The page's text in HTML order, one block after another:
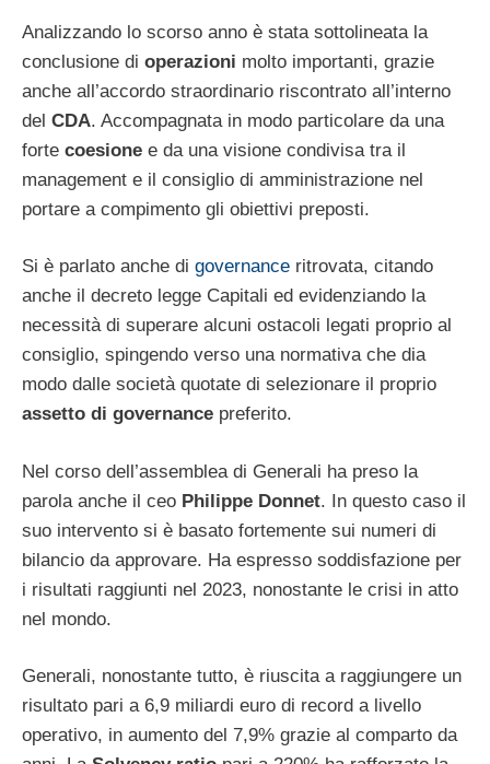
Analizzando lo scorso anno è stata sottolineata la
conclusione di operazioni molto importanti, grazie
anche all’accordo straordinario riscontrato all’interno
del CDA. Accompagnata in modo particolare da una
forte coesione e da una visione condivisa tra il
management e il consiglio di amministrazione nel
portare a compimento gli obiettivi preposti.
Si è parlato anche di governance ritrovata, citando
anche il decreto legge Capitali ed evidenziando la
necessità di superare alcuni ostacoli legati proprio al
consiglio, spingendo verso una normativa che dia
modo dalle società quotate di selezionare il proprio
assetto di governance preferito.
Nel corso dell’assemblea di Generali ha preso la
parola anche il ceo Philippe Donnet. In questo caso il
suo intervento si è basato fortemente sui numeri di
bilancio da approvare. Ha espresso soddisfazione per
i risultati raggiunti nel 2023, nonostante le crisi in atto
nel mondo.
Generali, nonostante tutto, è riuscita a raggiungere un
risultato pari a 6,9 miliardi euro di record a livello
operativo, in aumento del 7,9% grazie al comparto da